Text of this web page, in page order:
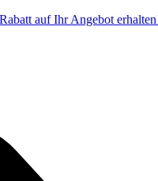
auf Ihr Angebot